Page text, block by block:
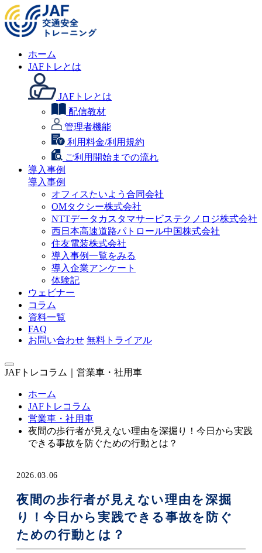
ホーム
JAFトレとは
JAFトレとは
配信教材
管理者機能
利用料金/利用規約
ご利用開始までの流れ
導入事例
導入事例
オフィスたいよう合同会社
OMタクシー株式会社
NTTデータカスタマサービステクノロジ株式会社
西日本高速道路パトロール中国株式会社
住友電装株式会社
導入事例一覧をみる
導入企業アンケート
体験記
ウェビナー
コラム
資料一覧
FAQ
お問い合わせ 無料トライアル
JAFトレコラム｜営業車・社用車
ホーム
JAFトレコラム
営業車・社用車
夜間の歩行者が見えない理由を深掘り！今日から実践
できる事故を防ぐための行動とは？
2026.03.06
夜間の歩行者が見えない理由を深掘
り！今日から実践できる事故を防ぐ
ための行動とは？